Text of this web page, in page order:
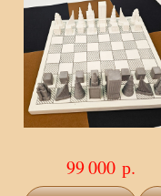
99 000 р.